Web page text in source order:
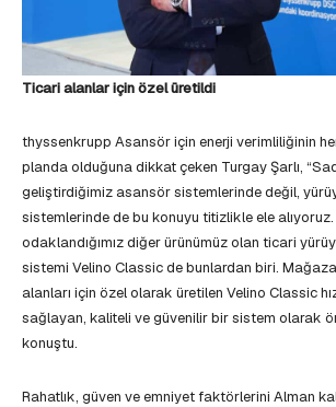
Ticari alanlar için özel üretildi
thyssenkrupp Asansör için enerji verimliliğinin
planda olduğuna dikkat çeken Turgay Şarlı,
geliştirdiğimiz asansör sistemlerinde değil,
sistemlerinde de bu konuyu titizlikle ele
odaklandığımız diğer ürünümüz olan ticari
sistemi Velino Classic de bunlardan biri.
alanları için özel olarak üretilen Velino Classic
sağlayan, kaliteli ve güvenilir bir sistem olarak
konuştu.
Rahatlık, güven ve emniyet faktörlerini Alman